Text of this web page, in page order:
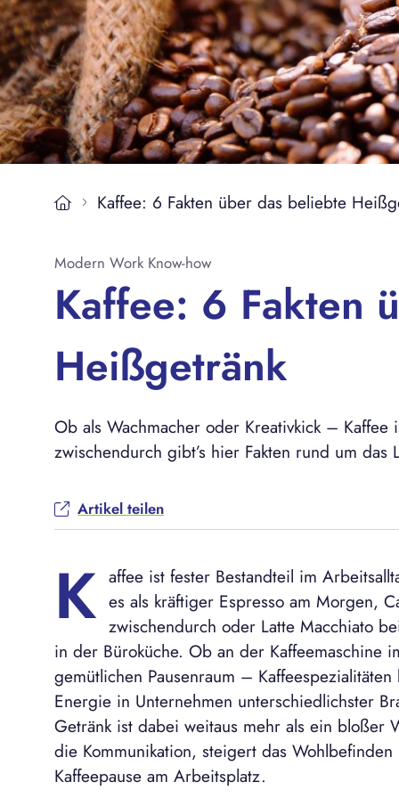
Magazin
Kontakt
Kaffee: 6 Fakten über das beliebte
Modern Work Know-how
Kaffee: 6 Fakten
Heißgetränk
Ob als Wachmacher oder Kreativkick –
zwischendurch gibt’s hier Fakten rund um das
Artikel teilen
K affee ist fester Bestandteil im
es als kräftiger Espresso am Morgen,
zwischendurch oder Latte Macchiato
in der Büroküche. Ob an der Kaffeemaschine
gemütlichen Pausenraum –
Energie in Unternehmen unterschiedlichster
Getränk ist dabei weitaus mehr als ein bloßer
die Kommunikation, steigert das
Kaffeepause am Arbeitsplatz.